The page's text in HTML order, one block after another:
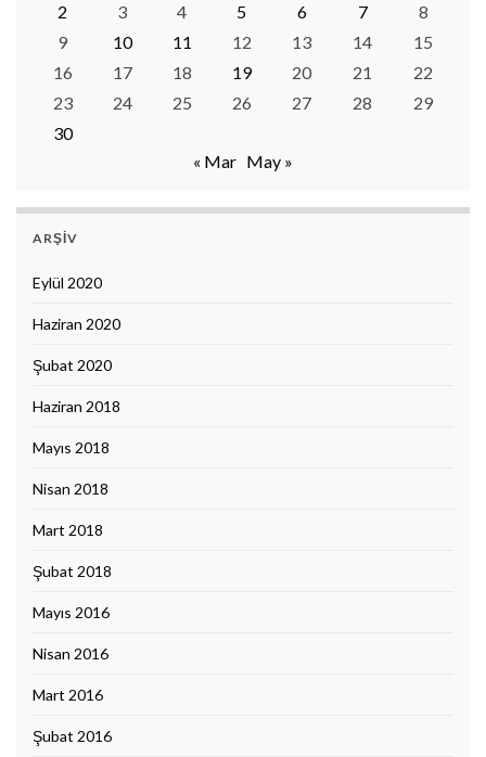
2
3 4 5 6 7
8
9
10 11 12 13 14
15
16
17 18 19 20 21
22
23
24 25 26 27 28
29
30
« Mar May »
ARŞIV
Eylül 2020
Haziran 2020
Şubat 2020
Haziran 2018
Mayıs 2018
Nisan 2018
Mart 2018
Şubat 2018
Mayıs 2016
Nisan 2016
Mart 2016
Şubat 2016